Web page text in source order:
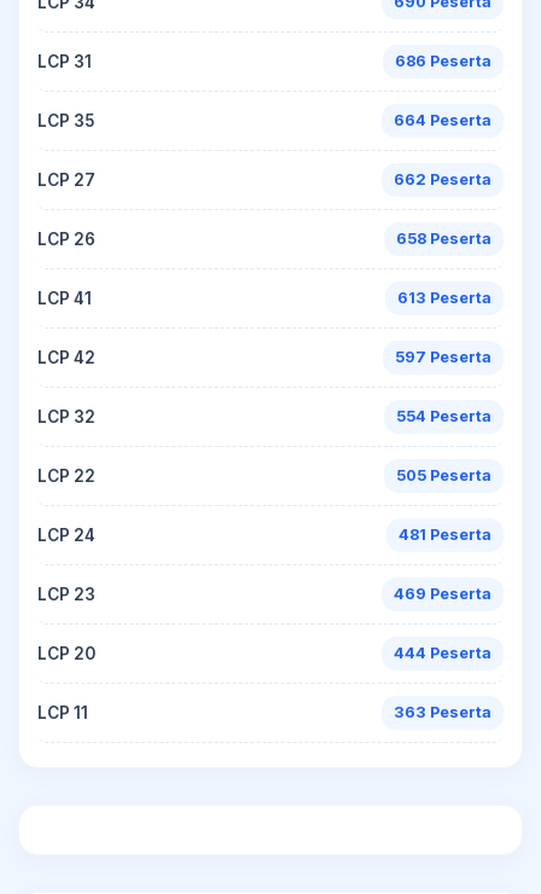
LCP 31 686 Peserta
LCP 35 664 Peserta
LCP 27 662 Peserta
LCP 26 658 Peserta
LCP 41 613 Peserta
LCP 42 597 Peserta
LCP 32 554 Peserta
LCP 22 505 Peserta
LCP 24 481 Peserta
LCP 23 469 Peserta
LCP 20 444 Peserta
LCP 11 363 Peserta